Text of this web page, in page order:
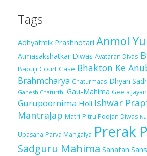
Tags
Adhyatmik Prashnotari Anmol
Atmasakshatkar Diwas Avataran Divas
Bapuji Court Case Bhakton Ke
Brahmcharya Chaturmaas Dhyan
Ganesh Chaturthi Gau-Mahima Geeta
Gurupoornima Holi Ishwar
MantraJap Matri-Pitru Poojan Diwas
Upasana Parva Mangalya Prerak
Sadguru Mahima Sanatan